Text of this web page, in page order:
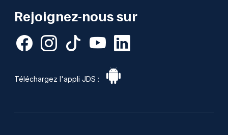
Rejoignez-nous sur
Téléchargez l'appli JDS :